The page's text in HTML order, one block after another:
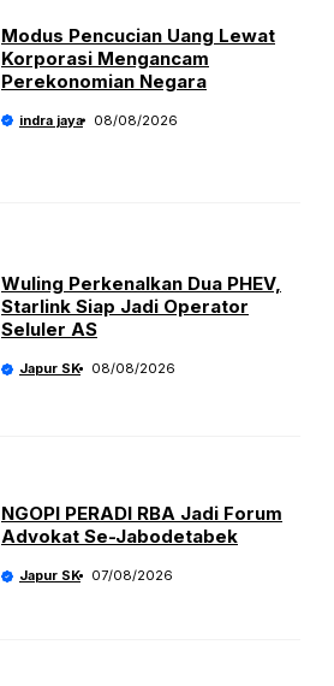
Modus Pencucian Uang Lewat
Korporasi Mengancam
Perekonomian Negara
indra jaya 08/08/2026
Wuling Perkenalkan Dua PHEV,
Starlink Siap Jadi Operator
Seluler AS
Japur SK 08/08/2026
NGOPI PERADI RBA Jadi Forum
Advokat Se-Jabodetabek
Japur SK 07/08/2026